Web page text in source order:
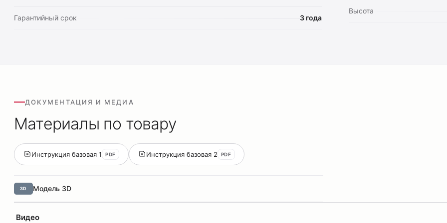
Гарантийный срок 3 года
Высота
ДОКУМЕНТАЦИЯ И МЕДИА
Материалы по товару
Инструкция базовая 1 PDF Инструкция базовая 2 PDF
3D Модель 3D
Видео